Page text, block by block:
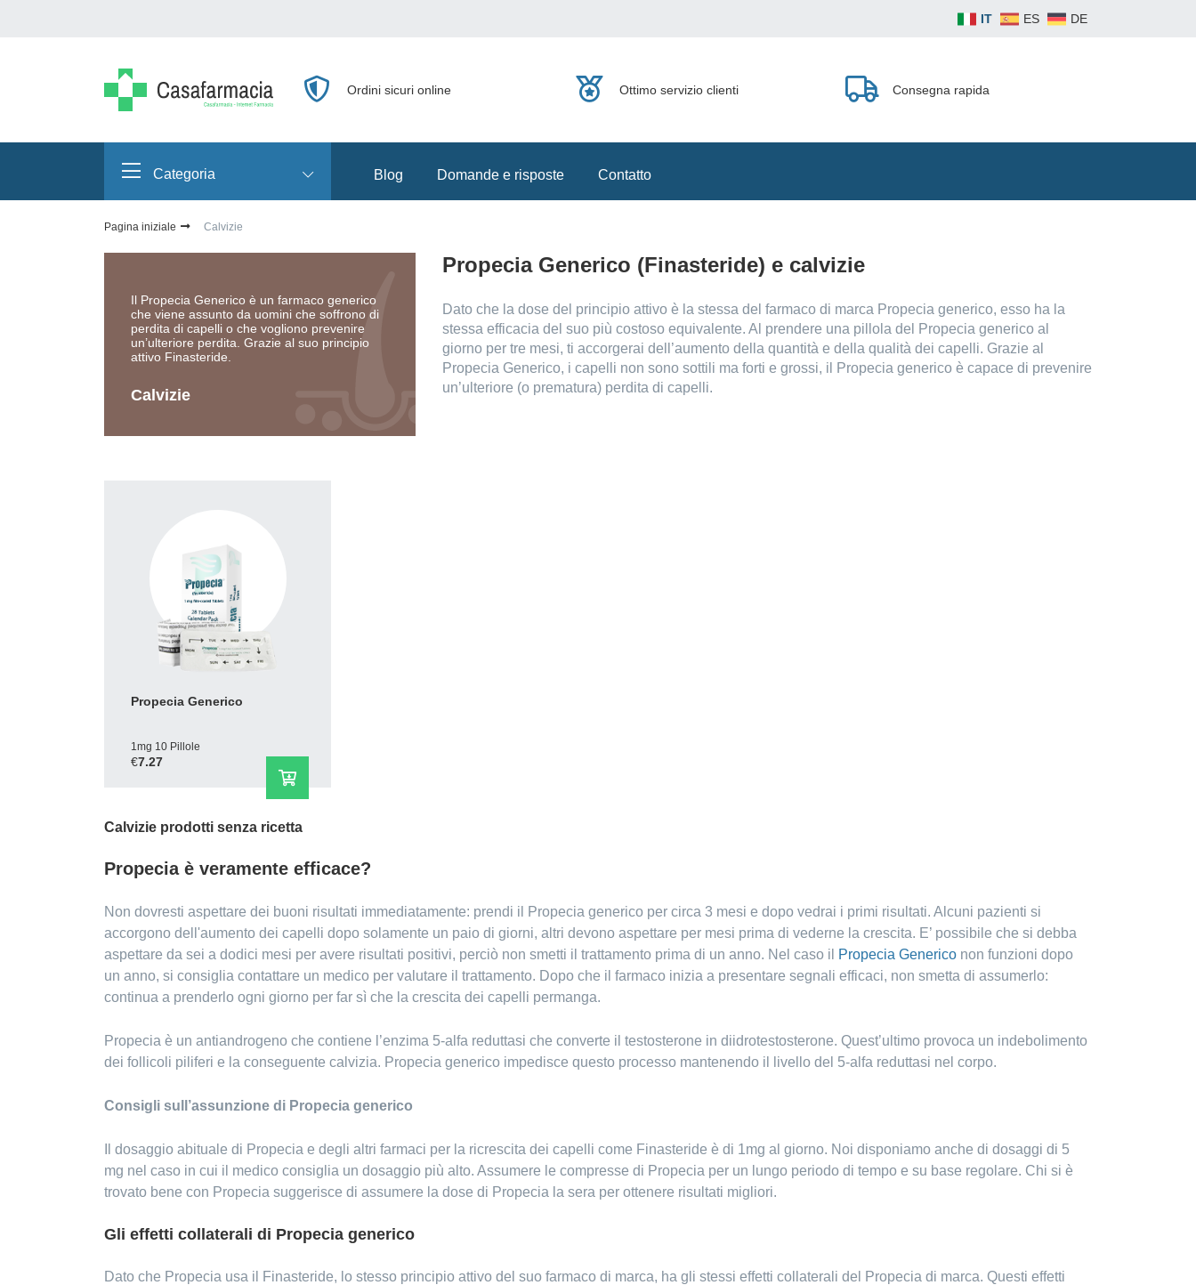
IT ES DE
Ordini sicuri online Ottimo servizio clienti Consegna rapida
Сategoria Blog Domande e risposte Contatto
Pagina iniziale Calvizie
Il Propecia Generico è un farmaco generico
che viene assunto da uomini che soffrono di
perdita di capelli o che vogliono prevenire
un’ulteriore perdita. Grazie al suo principio
attivo Finasteride.
Calvizie
Propecia Generico (Finasteride) e calvizie
Dato che la dose del principio attivo è la stessa del farmaco di marca Propecia generico, esso ha la
stessa efficacia del suo più costoso equivalente. Al prendere una pillola del Propecia generico al
giorno per tre mesi, ti accorgerai dell’aumento della quantità e della qualità dei capelli. Grazie al
Propecia Generico, i capelli non sono sottili ma forti e grossi, il Propecia generico è capace di prevenire
un’ulteriore (o prematura) perdita di capelli.
Propecia Generico
1mg 10 Pillole
€7.27
Calvizie prodotti senza ricetta
Propecia è veramente efficace?
Non dovresti aspettare dei buoni risultati immediatamente: prendi il Propecia generico per circa 3 mesi e dopo vedrai i primi risultati. Alcuni pazienti si
accorgono dell'aumento dei capelli dopo solamente un paio di giorni, altri devono aspettare per mesi prima di vederne la crescita. E’ possibile che si debba
aspettare da sei a dodici mesi per avere risultati positivi, perciò non smetti il trattamento prima di un anno. Nel caso il
Propecia Generico non funzioni dopo
un anno, si consiglia contattare un medico per valutare il trattamento. Dopo che il farmaco inizia a presentare segnali efficaci, non smetta di assumerlo:
continua a prenderlo ogni giorno per far sì che la crescita dei capelli permanga.
Propecia è un antiandrogeno che contiene l’enzima 5-alfa reduttasi che converte il testosterone in diidrotestosterone. Quest’ultimo provoca un indebolimento
dei follicoli piliferi e la conseguente calvizia. Propecia generico impedisce questo processo mantenendo il livello del 5-alfa reduttasi nel corpo.
Consigli sull’assunzione di Propecia generico
Il dosaggio abituale di Propecia e degli altri farmaci per la ricrescita dei capelli come Finasteride è di 1mg al giorno. Noi disponiamo anche di dosaggi di 5
mg nel caso in cui il medico consiglia un dosaggio più alto. Assumere le compresse di Propecia per un lungo periodo di tempo e su base regolare. Chi si è
trovato bene con Propecia suggerisce di assumere la dose di Propecia la sera per ottenere risultati migliori.
Gli effetti collaterali di Propecia generico
Dato che Propecia usa il Finasteride, lo stesso principio attivo del suo farmaco di marca, ha gli stessi effetti collaterali del Propecia di marca. Questi effetti